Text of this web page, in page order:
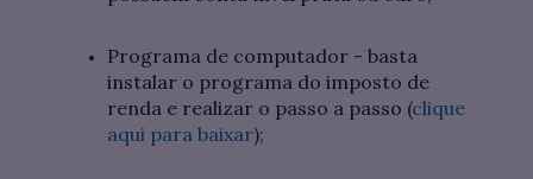
Programa de computador - basta
instalar o programa do imposto de
renda e realizar o passo a passo (clique
aqui para baixar);